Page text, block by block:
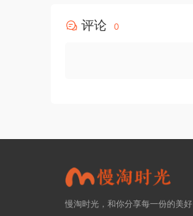
评论 0
慢淘时光，和你分享每一份的美好